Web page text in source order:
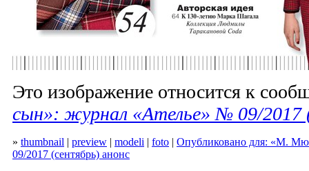
Это изображение относится к
сын»: журнал «Ателье» № 09/2017
» thumbnail | preview | modeli | foto | Опубликовано для: «М.
09/2017 (сентябрь) анонс